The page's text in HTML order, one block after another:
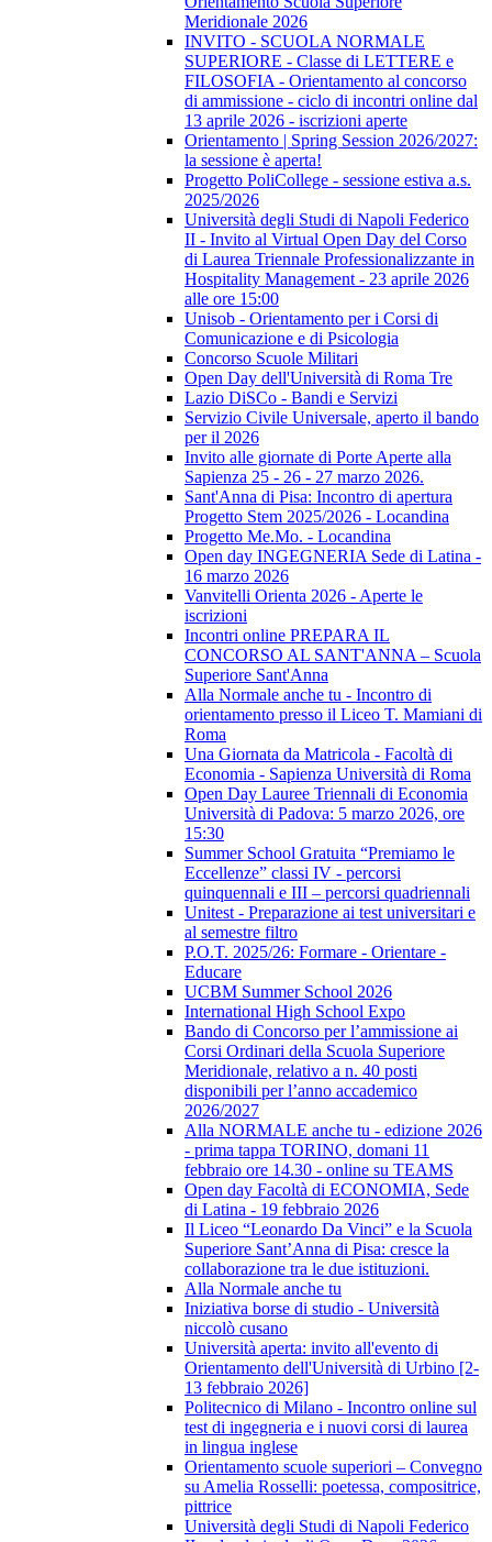
Meridionale 2026
INVITO - SCUOLA NORMALE
SUPERIORE - Classe di LETTERE e
FILOSOFIA - Orientamento al concorso
di ammissione - ciclo di incontri online dal
13 aprile 2026 - iscrizioni aperte
Orientamento | Spring Session 2026/2027:
la sessione è aperta!
Progetto PoliCollege - sessione estiva a.s.
2025/2026
Università degli Studi di Napoli Federico
II - Invito al Virtual Open Day del Corso
di Laurea Triennale Professionalizzante in
Hospitality Management - 23 aprile 2026
alle ore 15:00
Unisob - Orientamento per i Corsi di
Comunicazione e di Psicologia
Concorso Scuole Militari
Open Day dell'Università di Roma Tre
Lazio DiSCo - Bandi e Servizi
Servizio Civile Universale, aperto il bando
per il 2026
Invito alle giornate di Porte Aperte alla
Sapienza 25 - 26 - 27 marzo 2026.
Sant'Anna di Pisa: Incontro di apertura
Progetto Stem 2025/2026 - Locandina
Progetto Me.Mo. - Locandina
Open day INGEGNERIA Sede di Latina -
16 marzo 2026
Vanvitelli Orienta 2026 - Aperte le
iscrizioni
Incontri online PREPARA IL
CONCORSO AL SANT'ANNA – Scuola
Superiore Sant'Anna
Alla Normale anche tu - Incontro di
orientamento presso il Liceo T. Mamiani di
Roma
Una Giornata da Matricola - Facoltà di
Economia - Sapienza Università di Roma
Open Day Lauree Triennali di Economia
Università di Padova: 5 marzo 2026, ore
15:30
Summer School Gratuita “Premiamo le
Eccellenze” classi IV - percorsi
quinquennali e III – percorsi quadriennali
Unitest - Preparazione ai test universitari e
al semestre filtro
P.O.T. 2025/26: Formare - Orientare -
Educare
UCBM Summer School 2026
International High School Expo
Bando di Concorso per l’ammissione ai
Corsi Ordinari della Scuola Superiore
Meridionale, relativo a n. 40 posti
disponibili per l’anno accademico
2026/2027
Alla NORMALE anche tu - edizione 2026
- prima tappa TORINO, domani 11
febbraio ore 14.30 - online su TEAMS
Open day Facoltà di ECONOMIA, Sede
di Latina - 19 febbraio 2026
Il Liceo “Leonardo Da Vinci” e la Scuola
Superiore Sant’Anna di Pisa: cresce la
collaborazione tra le due istituzioni.
Alla Normale anche tu
Iniziativa borse di studio - Università
niccolò cusano
Università aperta: invito all'evento di
Orientamento dell'Università di Urbino [2-
13 febbraio 2026]
Politecnico di Milano - Incontro online sul
test di ingegneria e i nuovi corsi di laurea
in lingua inglese
Orientamento scuole superiori – Convegno
su Amelia Rosselli: poetessa, compositrice,
pittrice
Università degli Studi di Napoli Federico